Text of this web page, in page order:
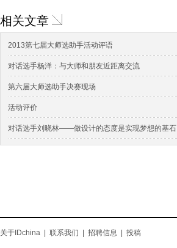
相关文章
2013第七届大师选助手活动评语
对话选手杨洋：与大师和朋友近距离交流
第六届大师选助手决赛现场
活动评价
对话选手刘晓林——做设计的态度是实现梦想的基石
关于IDchina 联系我们 招聘信息 投稿